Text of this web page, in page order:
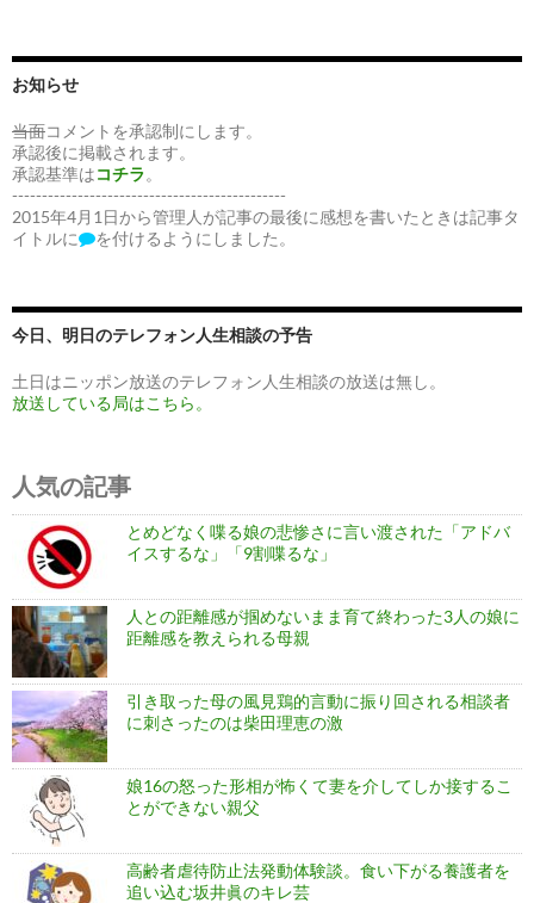
お知らせ
当面コメントを承認制にします。
承認後に掲載されます。
承認基準はコチラ 。
----------------------------------------------
2015年4月1日から管理人が記事の最後に感想を書いたときは記事タ
イトルに
を付けるようにしました。
今日、明日のテレフォン人生相談の予告
土日はニッポン放送のテレフォン人生相談の放送は無し。
放送している局はこちら。
人気の記事
とめどなく喋る娘の悲惨さに言い渡された「アドバ
イスするな」「9割喋るな」
人との距離感が掴めないまま育て終わった3人の娘に
距離感を教えられる母親
引き取った母の風見鶏的言動に振り回される相談者
に刺さったのは柴田理恵の激
娘16の怒った形相が怖くて妻を介してしか接するこ
とができない親父
高齢者虐待防止法発動体験談。食い下がる養護者を
追い込む坂井眞のキレ芸